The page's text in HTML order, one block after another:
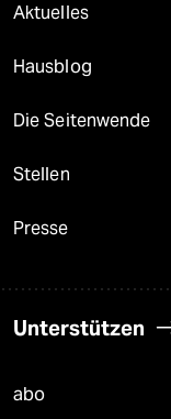
Aktuelles
Hausblog
Die Seitenwende
Stellen
Presse
Unterstützen
abo